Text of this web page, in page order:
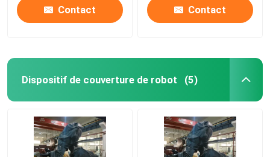
Contact Contact
Dispositif de couverture de robot (5)